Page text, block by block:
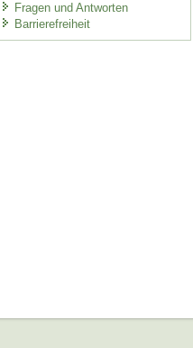
Fragen und Antworten
Barrierefreiheit